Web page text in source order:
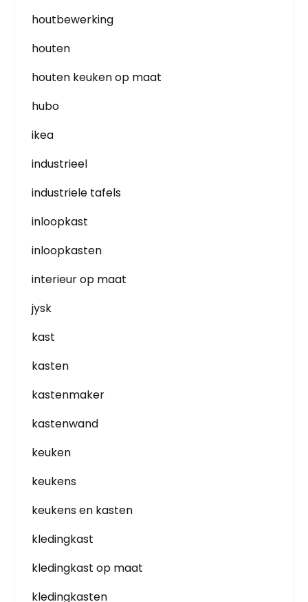
houtbewerking
houten
houten keuken op maat
hubo
ikea
industrieel
industriele tafels
inloopkast
inloopkasten
interieur op maat
jysk
kast
kasten
kastenmaker
kastenwand
keuken
keukens
keukens en kasten
kledingkast
kledingkast op maat
kledingkasten